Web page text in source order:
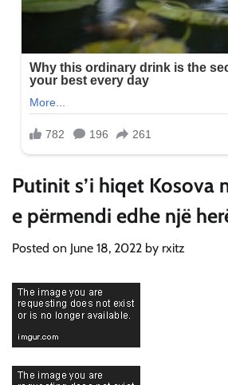
Putinit s’i hiqet Kosova
e përmendi edhe një
Posted on June 18, 2022 by rxitz